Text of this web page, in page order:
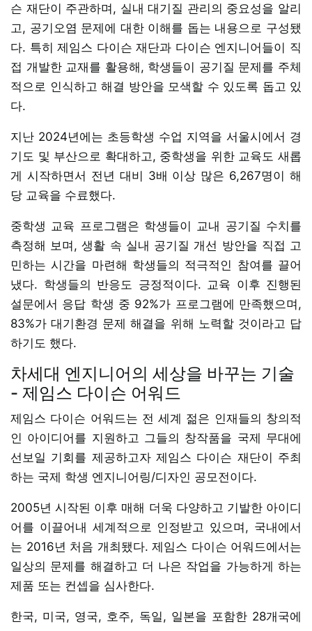
슨 재단이 주관하며, 실내 대기질 관리의 중요성을 알리
고, 공기오염 문제에 대한 이해를 돕는 내용으로 구성됐
다. 특히 제임스 다이슨 재단과 다이슨 엔지니어들이 직
접 개발한 교재를 활용해, 학생들이 공기질 문제를 주체
적으로 인식하고 해결 방안을 모색할 수 있도록 돕고 있
다.
지난 2024년에는 초등학생 수업 지역을 서울시에서 경
기도 및 부산으로 확대하고, 중학생을 위한 교육도 새롭
게 시작하면서 전년 대비 3배 이상 많은 6,267명이 해
당 교육을 수료했다.
중학생 교육 프로그램은 학생들이 교내 공기질 수치를
측정해 보며, 생활 속 실내 공기질 개선 방안을 직접 고
민하는 시간을 마련해 학생들의 적극적인 참여를 끌어
냈다. 학생들의 반응도 긍정적이다. 교육 이후 진행된
설문에서 응답 학생 중 92%가 프로그램에 만족했으며,
83%가 대기환경 문제 해결을 위해 노력할 것이라고 답
하기도 했다.
차세대 엔지니어의 세상을 바꾸는 기술
- 제임스 다이슨 어워드
제임스 다이슨 어워드는 전 세계 젊은 인재들의 창의적
인 아이디어를 지원하고 그들의 창작품을 국제 무대에
선보일 기회를 제공하고자 제임스 다이슨 재단이 주최
하는 국제 학생 엔지니어링/디자인 공모전이다.
2005년 시작된 이후 매해 더욱 다양하고 기발한 아이디
어를 이끌어내 세계적으로 인정받고 있으며, 국내에서
는 2016년 처음 개최됐다. 제임스 다이슨 어워드에서는
일상의 문제를 해결하고 더 나은 작업을 가능하게 하는
제품 또는 컨셉을 심사한다.
한국, 미국, 영국, 호주, 독일, 일본을 포함한 28개국에